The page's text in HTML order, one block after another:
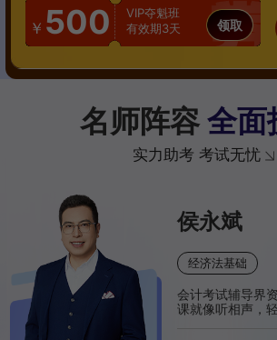
￥ 500
VIP夺魁班
有效期3天
领取
名师阵容 全面
实力助考 考试无忧
侯永斌
经济法基础
会计考试辅导界
课就像听相声，轻